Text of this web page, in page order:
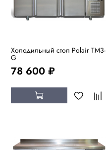
Холодильный стол Polair TM3-
G
78 600 ₽